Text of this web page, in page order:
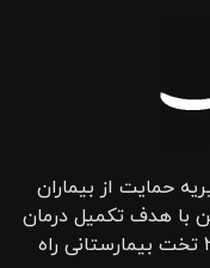
حمایت از بیماران
با هدف تکمیل درمان
بیماران مبتلا به سرطان، با ظرفیت ۲۰۰ تخت بیمارستانی راه